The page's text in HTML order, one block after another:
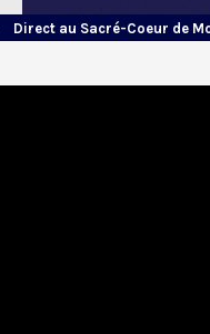
Direct au Sacré-Coeur de